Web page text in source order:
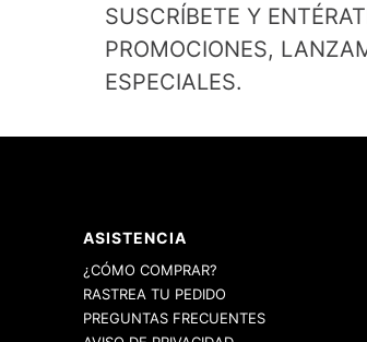
SUSCRÍBETE Y
PROMOCIONES,
ESPECIALES.
ASISTENCIA
¿CÓMO COMPRAR?
RASTREA TU PEDIDO
PREGUNTAS FRECUENTES